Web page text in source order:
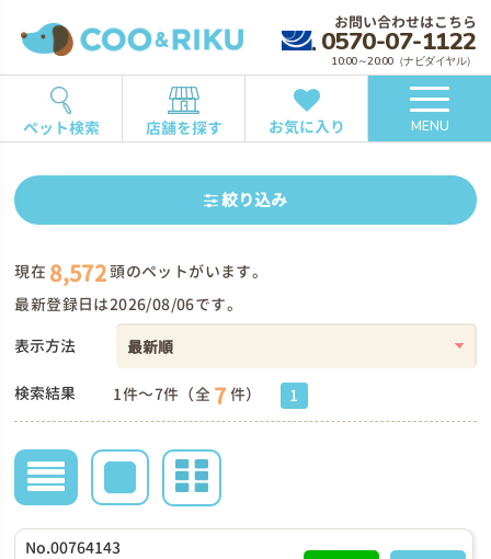
お問い合わせはこちら
0570-07-1122
10:00～20:00（ナビダイヤル）
ペット検索 店舗を探す お気に入り MENU
絞り込み
現在 8,572頭のペットがいます。
最新登録日は2026/08/06です。
表示方法
検索結果 1件～7件（全 7件） 1
No.00764143